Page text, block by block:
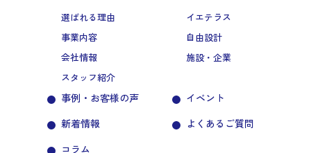
選ばれる理由
事業内容
会社情報
スタッフ紹介
イエテラス
自由設計
施設・企業
事例・お客様の声
新着情報
コラム
イベント
よくあるご質問